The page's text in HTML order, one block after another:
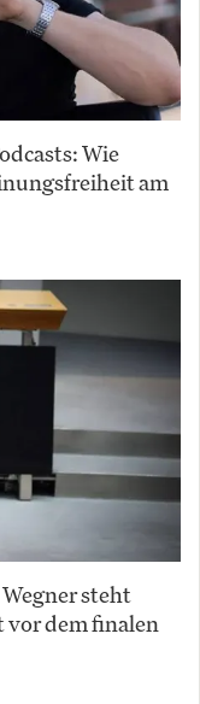
Wie
am
steht
vor dem finalen